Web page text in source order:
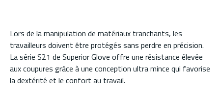
Lors de la manipulation de matériaux tranchants, les
travailleurs doivent être protégés sans perdre en précision.
La série S21 de Superior Glove offre une résistance élevée
aux coupures grâce à une conception ultra mince qui favorise
la dextérité et le confort au travail.